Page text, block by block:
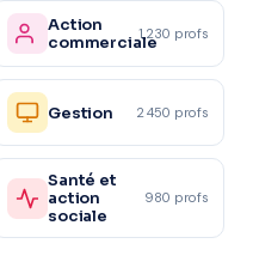
Action
commerciale1 230 profs
Gestion 2 450 profs
Santé et
action
sociale
980 profs